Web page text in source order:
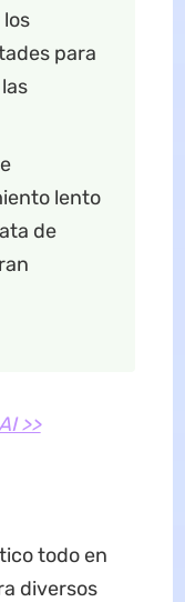
para
lento
de
>>
todo en
diversos